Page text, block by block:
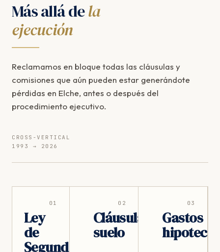
Más allá dela
ejecución
Reclamamos en bloque todas las cláusulas y
comisiones que aún pueden estar generándote
pérdidas en Elche, antes o después del
procedimiento ejecutivo.
CROSS-VERTICAL
1993 → 2026
01
Ley
de
Segunda
02
Cláusula
suelo
03
Gastos